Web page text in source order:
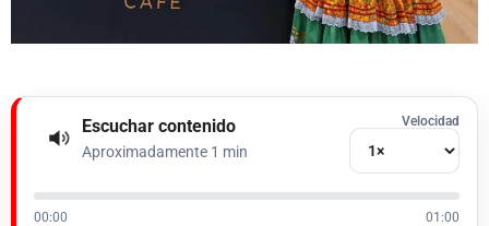
Escuchar contenido
Aproximadamente 1 min
Velocidad
00:00 01:00